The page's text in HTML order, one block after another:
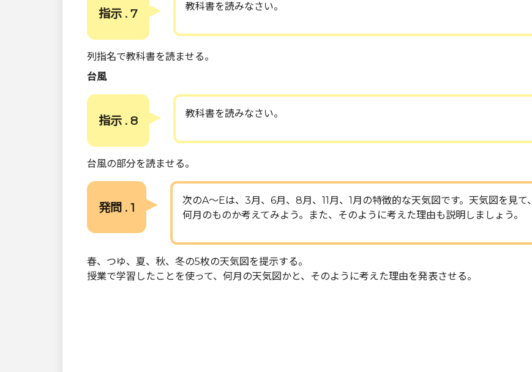
指示 . 7 教科書を読みなさい。
列指名で教科書を読ませる。
台風
指示 . 8 教科書を読みなさい。
台風の部分を読ませる。
発問 . 1
次のA～Eは、3月、6月、8月、11月、1月の特徴的な天気図です。天気図を見て、
何月のものか考えてみよう。また、そのように考えた理由も説明しましょう。
春、つゆ、夏、秋、冬の5枚の天気図を提示する。
授業で学習したことを使って、何月の天気図かと、そのように考えた理由を発表させる。